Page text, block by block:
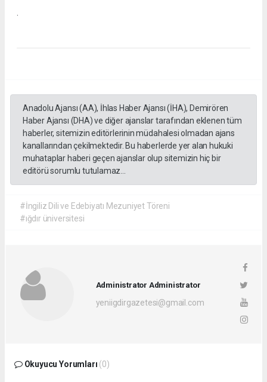
Anadolu Ajansı (AA), İhlas Haber Ajansı (İHA), Demirören
Haber Ajansı (DHA) ve diğer ajanslar tarafından eklenen tüm
haberler, sitemizin editörlerinin müdahalesi olmadan ajans
kanallarından çekilmektedir. Bu haberlerde yer alan hukuki
muhataplar haberi geçen ajanslar olup sitemizin hiç bir
editörü sorumlu tutulamaz...
#İngiliz Dili ve Edebiyatı Mezuniyet Töreni
#ığdır üniversitesi
Administrator Administrator
yeniigdirgazetesi@gmail.com
Okuyucu Yorumları (0)